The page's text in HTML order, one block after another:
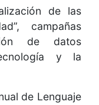
de las
campañas
de datos
y la
de Lenguaje